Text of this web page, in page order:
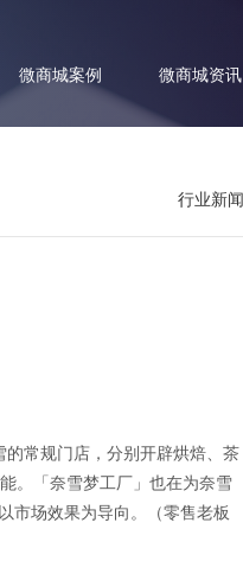
微商城案例 微商城资讯
行业新闻
常规门店，分别开辟烘焙、茶
。「奈雪梦工厂」也在为奈雪
市场效果为导向。（零售老板